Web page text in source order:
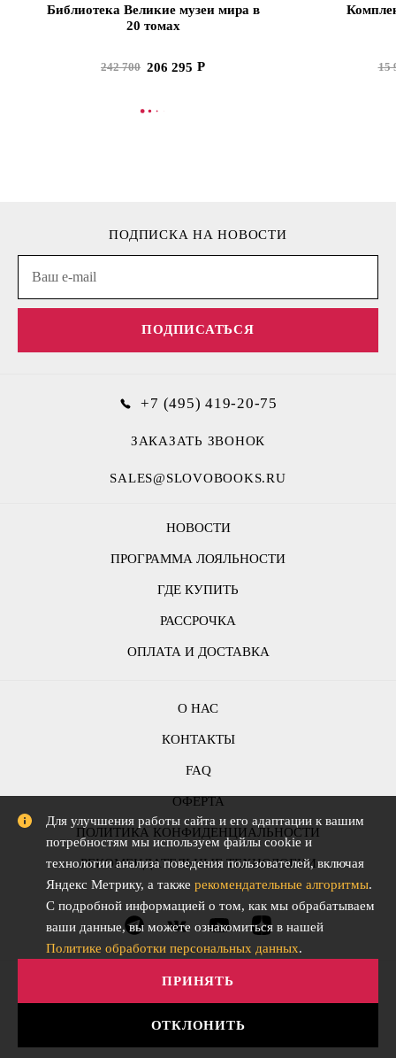
Библиотека Великие музеи мира в
20 томах
242 700 206 295
В КОРЗИНУ
15
НОВОСТИ
ПРОГРАММА ЛОЯЛЬНОСТИ
ГДЕ КУПИТЬ
РАССРОЧКА
ОПЛАТА И ДОСТАВКА
ПОДПИСКА НА НОВОСТИ
ПОДПИСАТЬСЯ
О НАС
КОНТАКТЫ
FAQ
ОФЕРТА
ПОЛИТИКА КОНФИДЕНЦИАЛЬНОСТИ
РЕКОМЕНДАТЕЛЬНЫЕ ТЕХНОЛОГИИ
+7 (495) 419-20-75
ЗАКАЗАТЬ ЗВОНОК
SALES@SLOVOBOOKS.RU
АО "СЛОВО" © Все права защищены. 2015-2026
Для улучшения работы сайта и его адаптации к вашим
потребностям мы используем файлы cookie и
технологии анализа поведения пользователей, включая
Яндекс Метрику, а также рекомендательные алгоритмы.
С подробной информацией о том, как мы обрабатываем
ваши данные, вы можете ознакомиться в нашей
Политике обработки персональных данных.
ОТКЛОНИТЬ
ПРИНЯТЬ